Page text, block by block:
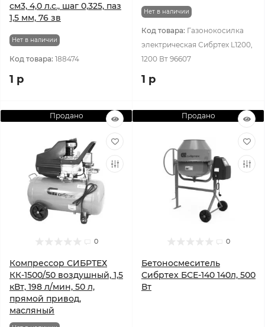
см3, 4,0 л.с., шаг 0,325, паз
1,5 мм, 76 зв
Нет в наличии
Код товара: 188474
1 р
Нет в наличии
Код товара: Газонокосилка
электрическая Сибртех L1200,
1200 Вт 96607
1 р
Продано
0
Компрессор СИБРТЕХ
КК-1500/50 воздушный, 1,5
кВт, 198 л/мин, 50 л,
прямой привод,
масляный
Продано
0
Бетоносмеситель
Сибртех БСЕ-140 140л, 500
Вт